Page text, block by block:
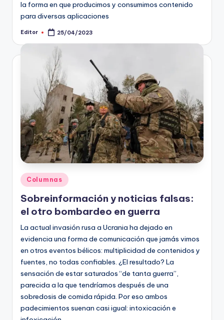
la forma en que producimos y consumimos contenido
para diversas aplicaciones
Publicado
Editor 25/04/2023
Publicado
en
Columnas
Sobreinformación y noticias falsas:
el otro bombardeo en guerra
La actual invasión rusa a Ucrania ha dejado en
evidencia una forma de comunicación que jamás vimos
en otros eventos bélicos: multiplicidad de contenidos y
fuentes, no todas confiables. ¿El resultado? La
sensación de estar saturados “de tanta guerra”,
parecida a la que tendríamos después de una
sobredosis de comida rápida. Por eso ambos
padecimientos suenan casi igual: intoxicación e